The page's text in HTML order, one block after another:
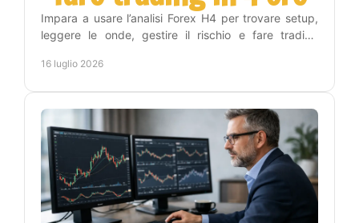
Impara a usare l’analisi Forex H4 per trovare setup,
leggere le onde, gestire il rischio e fare trading
16 luglio 2026